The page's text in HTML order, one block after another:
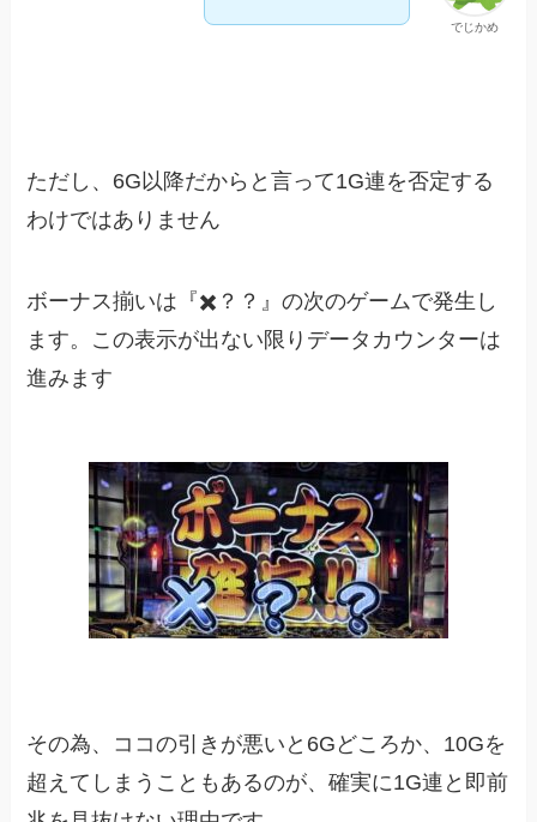
でじかめ
ただし、6G以降だからと言って1G連を否定する
わけではありません
ボーナス揃いは『✖️？？』の次のゲームで発生し
ます。この表示が出ない限りデータカウンターは
進みます
その為、ココの引きが悪いと6Gどころか、10Gを
超えてしまうこともあるのが、確実に1G連と即前